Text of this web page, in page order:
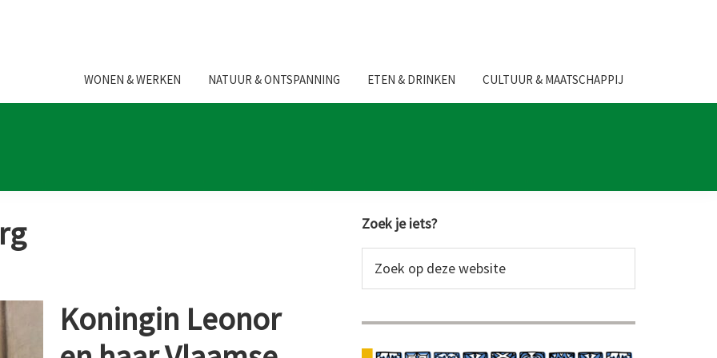
WONEN & WERKEN NATUUR & ONTSPANNING ETEN & DRINKEN CULTUUR & MAATSCHAPPIJ
Koningin Leonor
Primaire
Sidebar
Zoek je iets?
op
website